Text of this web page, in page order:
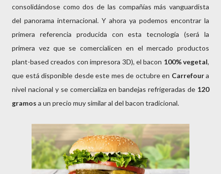
consolidándose como dos de las compañías más vanguardista
del panorama internacional. Y ahora ya podemos encontrar la
primera referencia producida con esta tecnología (será la
primera vez que se comercialicen en el mercado productos
plant-based creados con impresora 3D), el bacon 100% vegetal,
que está disponible desde este mes de octubre en Carrefoura
nivel nacional y se comercializa en bandejas refrigeradas de 120
gramos a un precio muy similar al del bacon tradicional.